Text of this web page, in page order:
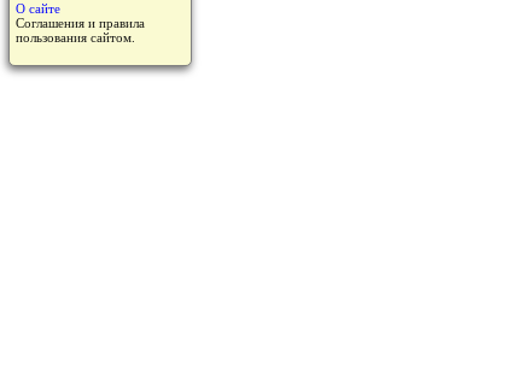
О сайте
Соглашения и правила
пользования сайтом.